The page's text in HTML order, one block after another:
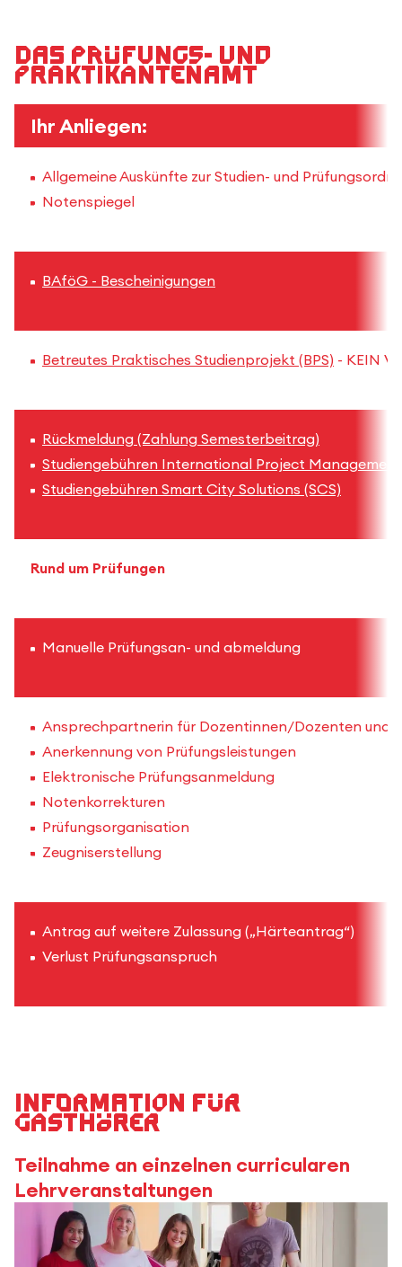
Das Prüfungs- und
Praktikantenamt
Ihr Anliegen:
Allgemeine Auskünfte zur Studien- und
Notenspiegel
BAföG - Bescheinigungen
Betreutes Praktisches Studienprojekt (BPS) - KEIN
Rückmeldung (Zahlung Semesterbeitrag)
Studiengebühren International Project
Studiengebühren Smart City Solutions (SCS)
Rund um Prüfungen
Manuelle Prüfungsan- und abmeldung
Ansprechpartnerin für Dozentinnen/Dozenten und
Anerkennung von Prüfungsleistungen
Elektronische Prüfungsanmeldung
Notenkorrekturen
Prüfungsorganisation
Zeugniserstellung
Antrag auf weitere Zulassung („Härteantrag“)
Verlust Prüfungsanspruch
Information für
Gasthörer
Teilnahme an einzelnen curricularen
Lehrveranstaltungen